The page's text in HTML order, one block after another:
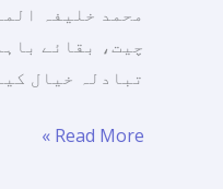
محمد خلیفہ
چیت، بقائے
تبادلہ خیال
Read More »